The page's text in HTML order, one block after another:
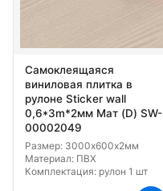
Самоклеящаяся
виниловая плитка в
рулоне Sticker wall
0,6*3m*2мм Мат (D) SW-
00002049
Размер: 3000х600х2мм
Материал: ПВХ
Комплектация: рулон 1 шт